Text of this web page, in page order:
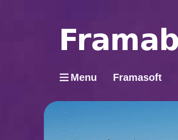
Menu Framasoft